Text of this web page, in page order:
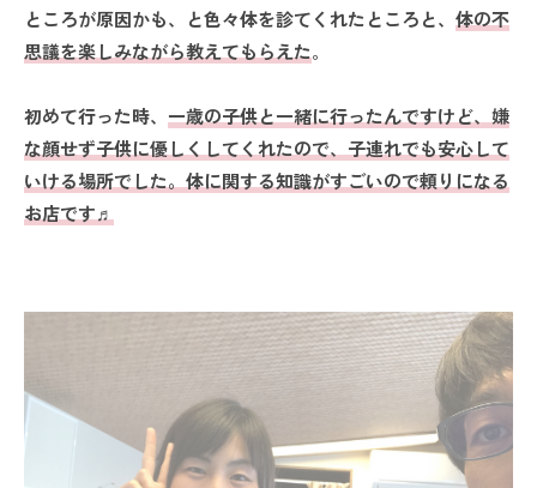
ところが原因かも、と色々体を診てくれたところと、 体の不
思議を楽しみながら教えてもらえた。
初めて行った時、 一歳の子供と一緒に行ったんですけど、嫌
な顔せず子供に優しくしてくれたので、子連れでも安心して
いける場所でした。体に関する知識がすごいので頼りになる
お店です♬